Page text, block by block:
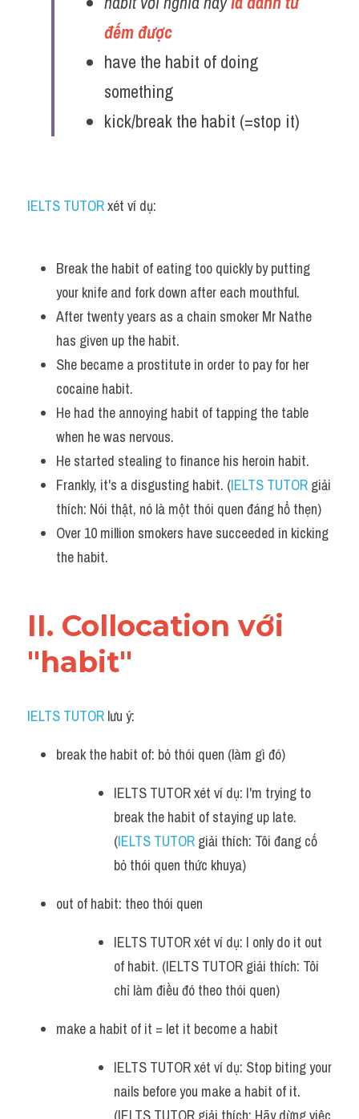
đếm được
have the habit of doing
something
kick/break the habit (=stop it)
IELTS TUTOR xét ví dụ:
Break the habit of eating too quickly by putting
your knife and fork down after each mouthful.
After twenty years as a chain smoker Mr Nathe
has given up the habit.
She became a prostitute in order to pay for her
cocaine habit.
He had the annoying habit of tapping the table
when he was nervous.
He started stealing to finance his heroin habit.
Frankly, it's a disgusting habit. (IELTS TUTOR giải
thích: Nói thật, nó là một thói quen đáng hổ thẹn)
Over 10 million smokers have succeeded in kicking
the habit.
II. Collocation với
"habit"
IELTS TUTOR lưu ý:
break the habit of: bỏ thói quen (làm gì đó)
IELTS TUTOR xét ví dụ: I'm trying to
break the habit of staying up late.
(IELTS TUTOR giải thích: Tôi đang cố
bỏ thói quen thức khuya)
out of habit: theo thói quen
IELTS TUTOR xét ví dụ: I only do it out
of habit. (IELTS TUTOR giải thích: Tôi
chỉ làm điều đó theo thói quen)
make a habit of it = let it become a habit
IELTS TUTOR xét ví dụ: Stop biting your
nails before you make a habit of it.